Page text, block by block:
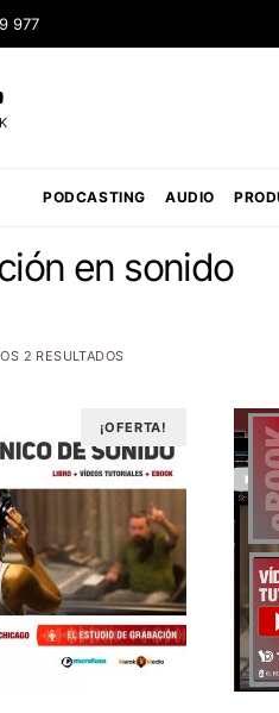
977
PODCASTING AUDIO
en sonido
2 RESULTADOS
¡OFERTA!